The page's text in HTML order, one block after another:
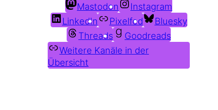
Mastodon
Instagram
LinkedIn
Pixelfed
Bluesky
Threads
Goodreads
Weitere Kanäle in der
Übersicht